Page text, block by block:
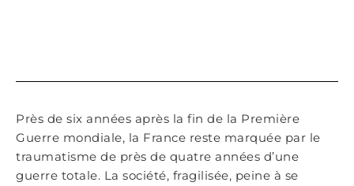
Près de six années après la fin de la Première
Guerre mondiale, la France reste marquée par le
traumatisme de près de quatre années d’une
guerre totale. La société, fragilisée, peine à se